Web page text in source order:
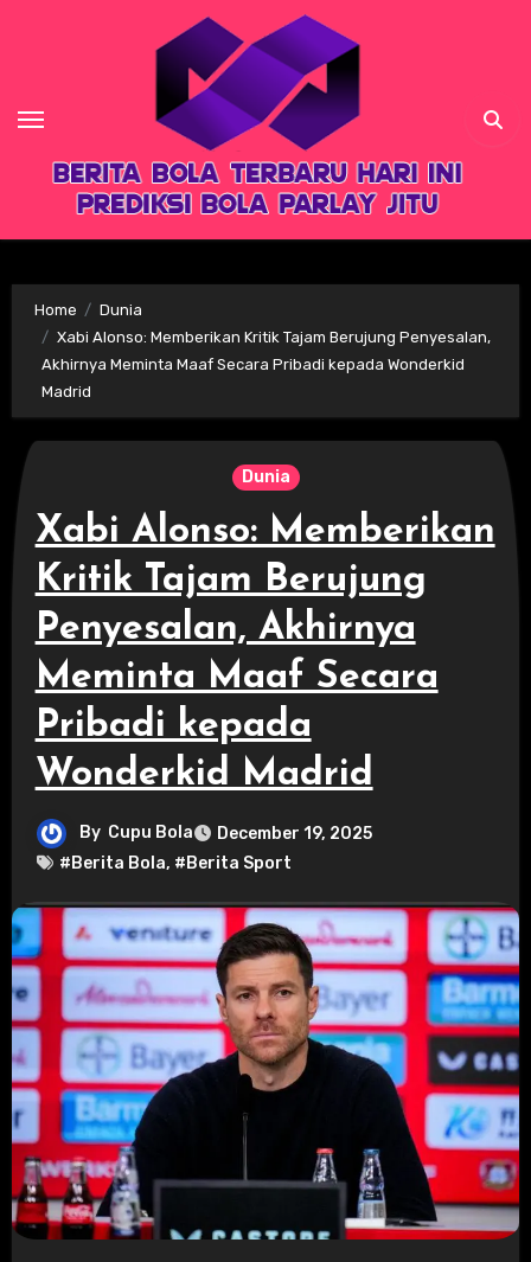
Home
Dunia
Xabi Alonso: Memberikan Kritik Tajam Berujung Penyesalan,
Akhirnya Meminta Maaf Secara Pribadi kepada Wonderkid
Madrid
Dunia
Xabi Alonso: Memberikan
Kritik Tajam Berujung
Penyesalan, Akhirnya
Meminta Maaf Secara
Pribadi kepada
Wonderkid Madrid
By Cupu Bola
December 19, 2025
#Berita Bola, #Berita Sport